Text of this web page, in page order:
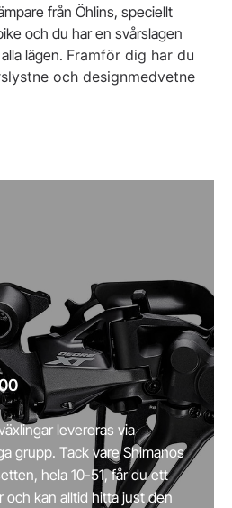
från Öhlins, speciellt
och du har en svårslagen
lägen. Framför dig har du
och designmedvetne
levereras via
grupp. Tack vare Shimanos
hela 10-51, får du ett
och kan alltid hitta just den